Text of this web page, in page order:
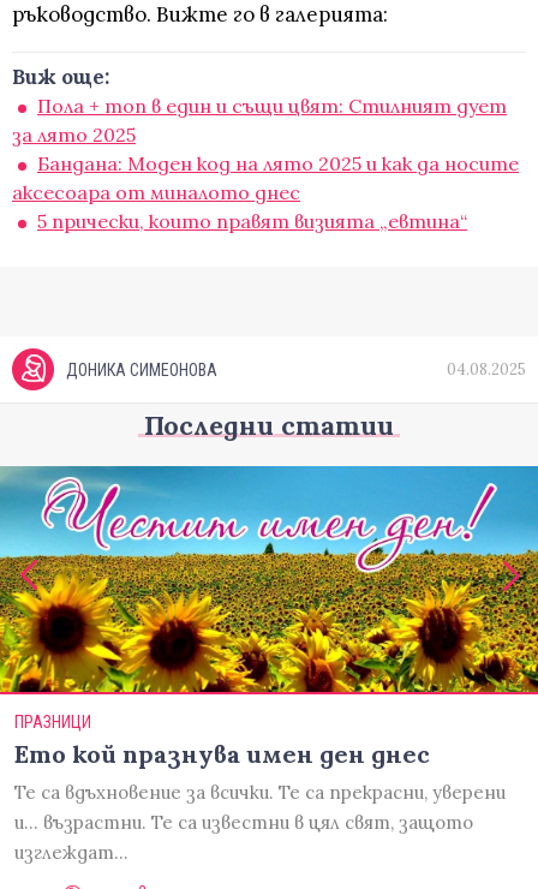
ръководство. Вижте го в галерията:
Виж още:
Пола + топ в един и същи цвят: Стилният дует
за лято 2025
Бандана: Моден код на лято 2025 и как да носите
аксесоара от миналото днес
5 прически, които правят визията „евтина“
ДОНИКА СИМЕОНОВА 04.08.2025
Последни статии
ПРАЗНИЦИ
Ето кой празнува имен ден днес
Те са вдъхновение за всички. Те са прекрасни, уверени
и... възрастни. Те са известни в цял свят, защото
изглеждат…